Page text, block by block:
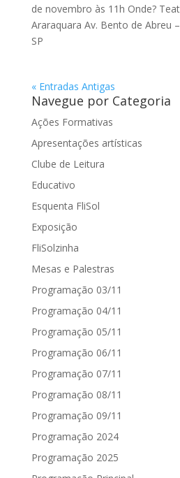
de novembro às 11h Onde?
Araraquara Av. Bento de Abreu
SP
« Entradas Antigas
Navegue por Categoria
Ações Formativas
Apresentações artísticas
Clube de Leitura
Educativo
Esquenta FliSol
Exposição
FliSolzinha
Mesas e Palestras
Programação 03/11
Programação 04/11
Programação 05/11
Programação 06/11
Programação 07/11
Programação 08/11
Programação 09/11
Programação 2024
Programação 2025